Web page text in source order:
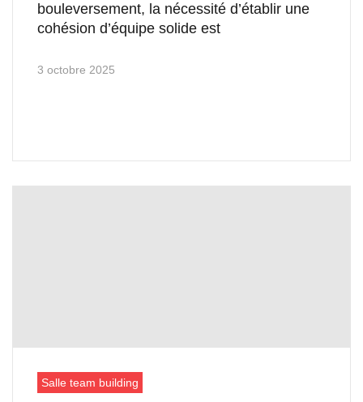
bouleversement, la nécessité d’établir une
cohésion d’équipe solide est
3 octobre 2025
Salle team building